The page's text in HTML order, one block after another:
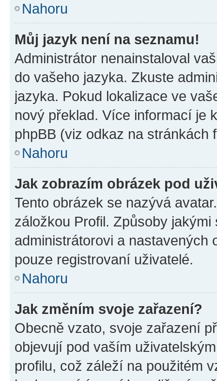
Nahoru
Můj jazyk není na seznamu!
Administrátor nenainstaloval
do vašeho jazyka. Zkuste
jazyka. Pokud lokalizace ve
nový překlad. Více informací je
phpBB (viz odkaz na stránkách
Nahoru
Jak zobrazím obrázek pod
Tento obrázek se nazývá
záložkou Profil. Způsoby
administrátorovi a nastavených
pouze registrovaní uživatelé.
Nahoru
Jak změním svoje zařazení?
Obecně vzato, svoje zařazení
objevují pod vaším
profilu, což záleží na použitém